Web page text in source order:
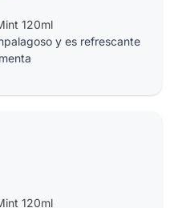
120ml
y es refrescante
120ml